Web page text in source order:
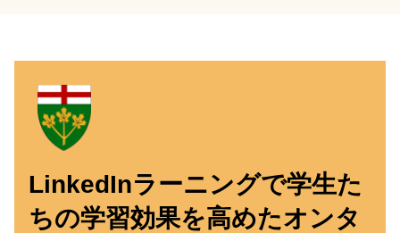
LinkedInラーニングで学生た
ちの学習効果を高めたオンタ